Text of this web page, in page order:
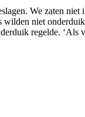
We zaten
niet
regelde.